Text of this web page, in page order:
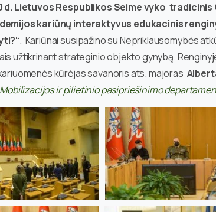
d. Lietuvos Respublikos Seime vyko
kariūnų interaktyvus edukacinis
. Kariūnai susipažino su Nepriklausomybės
užtikrinant strateginio objekto gynybą.
kūrėjas savanoris ats. majoras
ir pilietinio pasipriešinimo